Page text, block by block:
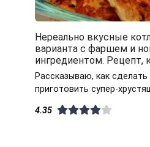
Нереально вкусные
варианта с фаршем и
ингредиентом. Рецепт,
Рассказываю, как
приготовить супер-
4.35